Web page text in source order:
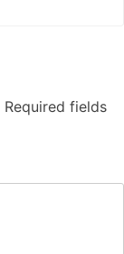
Required fields